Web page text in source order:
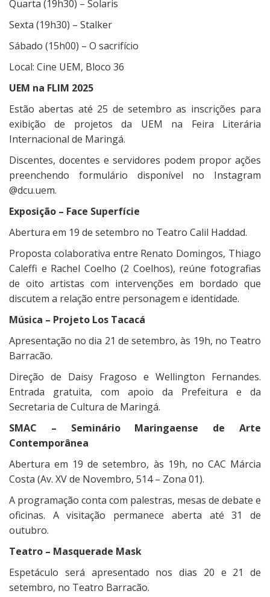
Quarta (19h30) – Solaris
Sexta (19h30) – Stalker
Sábado (15h00) – O sacrifício
Local: Cine UEM, Bloco 36
UEM na FLIM 2025
Estão abertas até 25 de setembro as inscrições para
exibição de projetos da UEM na Feira Literária
Internacional de Maringá.
Discentes, docentes e servidores podem propor ações
preenchendo formulário disponível no Instagram
@dcu.uem.
Exposição – Face Superfície
Abertura em 19 de setembro no Teatro Calil Haddad.
Proposta colaborativa entre Renato Domingos, Thiago
Caleffi e Rachel Coelho (2 Coelhos), reúne fotografias
de oito artistas com intervenções em bordado que
discutem a relação entre personagem e identidade.
Música – Projeto Los Tacacá
Apresentação no dia 21 de setembro, às 19h, no Teatro
Barracão.
Direção de Daisy Fragoso e Wellington Fernandes.
Entrada gratuita, com apoio da Prefeitura e da
Secretaria de Cultura de Maringá.
SMAC – Seminário Maringaense de Arte
Contemporânea
Abertura em 19 de setembro, às 19h, no CAC Márcia
Costa (Av. XV de Novembro, 514 – Zona 01).
A programação conta com palestras, mesas de debate e
oficinas. A visitação permanece aberta até 31 de
outubro.
Teatro – Masquerade Mask
Espetáculo será apresentado nos dias 20 e 21 de
setembro, no Teatro Barracão.